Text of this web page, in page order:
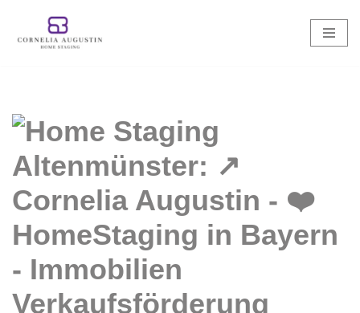
Zum